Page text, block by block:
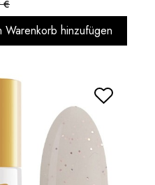
€
Warenkorb hinzufügen